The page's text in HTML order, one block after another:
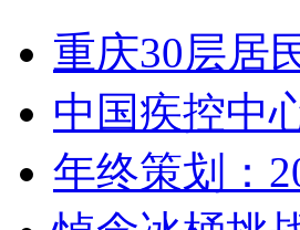
重庆30层
中国疾控中
年终策划：